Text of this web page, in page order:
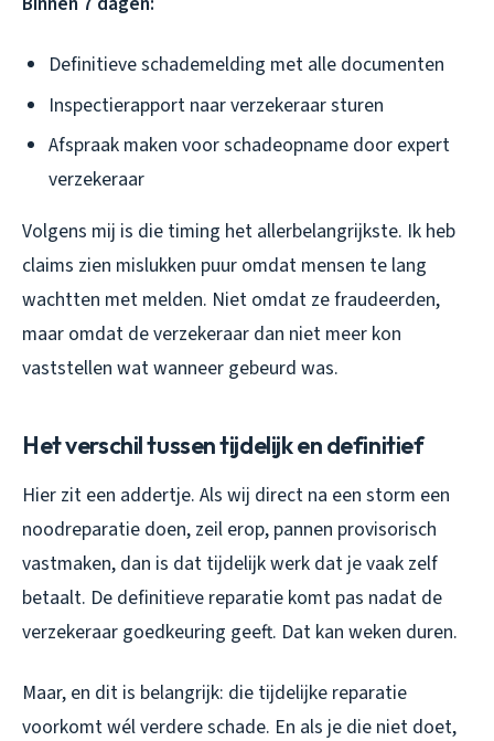
Definitieve schademelding met alle documenten
Inspectierapport naar verzekeraar sturen
Afspraak maken voor schadeopname door expert
verzekeraar
Volgens mij is die timing het allerbelangrijkste. Ik heb
claims zien mislukken puur omdat mensen te lang
wachtten met melden. Niet omdat ze fraudeerden,
maar omdat de verzekeraar dan niet meer kon
vaststellen wat wanneer gebeurd was.
Het verschil tussen tijdelijk en definitief
Hier zit een addertje. Als wij direct na een storm een
noodreparatie doen, zeil erop, pannen provisorisch
vastmaken, dan is dat tijdelijk werk dat je vaak zelf
betaalt. De definitieve reparatie komt pas nadat de
verzekeraar goedkeuring geeft. Dat kan weken duren.
Maar, en dit is belangrijk: die tijdelijke reparatie
voorkomt wél verdere schade. En als je die niet doet,